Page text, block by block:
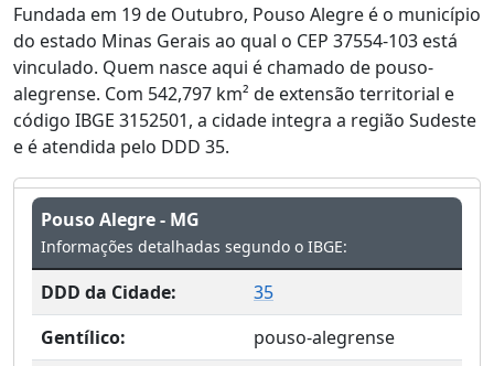
Fundada em 19 de Outubro, Pouso Alegre é o município
do estado Minas Gerais ao qual o CEP 37554-103 está
vinculado. Quem nasce aqui é chamado de pouso-
alegrense. Com 542,797 km² de extensão territorial e
código IBGE 3152501, a cidade integra a região Sudeste
e é atendida pelo DDD 35.
Pouso Alegre - MG
Informações detalhadas segundo o IBGE:
DDD da Cidade:
35
Gentílico:
pouso-alegrense